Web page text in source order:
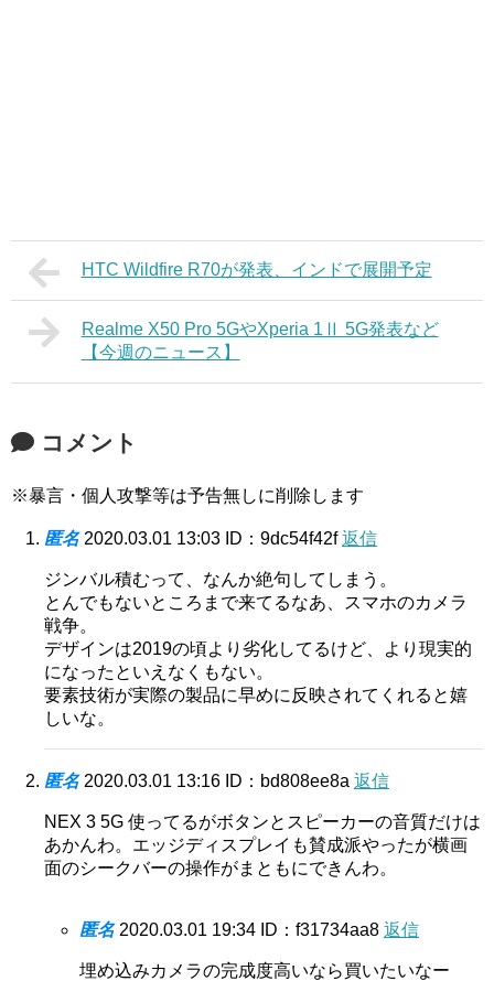
HTC Wildfire R70が発表、インドで展開予定
Realme X50 Pro 5GやXperia 1Ⅱ 5G発表など
【今週のニュース】
コメント
※暴言・個人攻撃等は予告無しに削除します
匿名 2020.03.01 13:03 ID：9dc54f42f返信
ジンバル積むって、なんか絶句してしまう。
とんでもないところまで来てるなあ、スマホのカメラ
戦争。
デザインは2019の頃より劣化してるけど、より現実的
になったといえなくもない。
要素技術が実際の製品に早めに反映されてくれると嬉
しいな。
匿名 2020.03.01 13:16 ID：bd808ee8a 返信
NEX 3 5G 使ってるがボタンとスピーカーの音質だけは
あかんわ。エッジディスプレイも賛成派やったが横画
面のシークバーの操作がまともにできんわ。
匿名 2020.03.01 19:34 ID：f31734aa8 返信
埋め込みカメラの完成度高いなら買いたいなー